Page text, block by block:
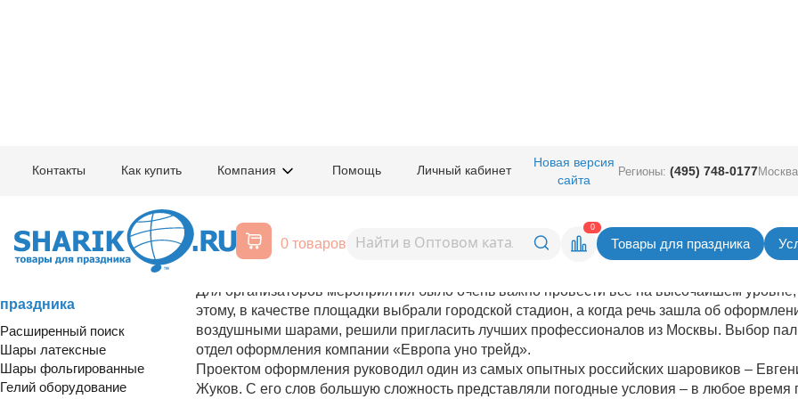
Контакты Как купить Компания Помощь Личный кабинет
Новая версия
сайта
Регионы: (495) 748-0177
0 товаров
0
Товары для праздника
Оформление воздушными шарами концерта Элтона Джона в
праздника
Расширенный поиск
Шары латексные
Шары фольгированные
Гелий оборудование
23 сентября 2007 года в Баку состоялся сольный концерт известного британского певца
Для организаторов мероприятия было очень важно провести всё на высочайшем
этому, в качестве площадки выбрали городской стадион, а когда речь зашла об
воздушными шарами, решили пригласить лучших профессионалов из Москвы. Выбор
отдел оформления компании «Европа уно трейд».
Проектом оформления руководил один из самых опытных российских шаровиков –
Жуков. С его слов большую сложность представляли погодные условия – в любое время